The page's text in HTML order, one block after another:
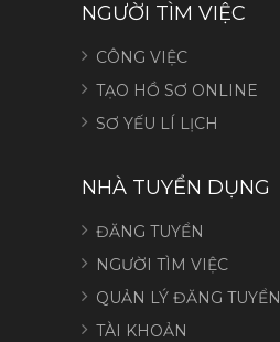
NGƯỜI TÌM VIỆC
CÔNG VIỆC
TẠO HỒ SƠ ONLINE
SƠ YẾU LÍ LỊCH
NHÀ TUYỂN DỤNG
ĐĂNG TUYỂN
NGƯỜI TÌM VIỆC
QUẢN LÝ ĐĂNG TUYỂN
TÀI KHOẢN